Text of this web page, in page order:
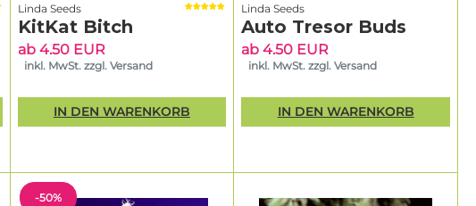
Linda Seeds
KitKat Bitch
ab 4.50 EUR
inkl. MwSt. zzgl. Versand
IN DEN WARENKORB
Linda Seeds
Auto Tresor Buds
ab 4.50 EUR
inkl. MwSt. zzgl. Versand
IN DEN WARENKORB
-50%